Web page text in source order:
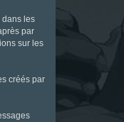
dans les
par
sur les
créés par